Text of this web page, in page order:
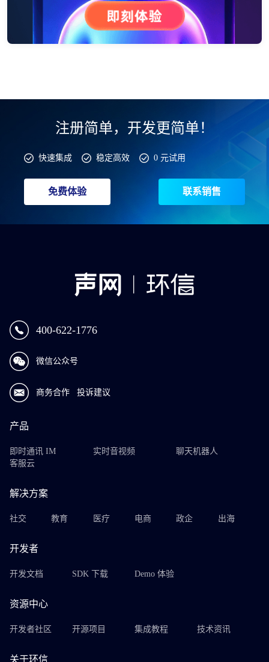
注册简单，开发更简单！
快速集成 稳定高效 0 元试用
免费体验 联系销售
400-622-1776
微信公众号
商务合作 投诉建议
产品
即时通讯 IM 实时音视频
聊天机器人
客服云
解决方案
社交 教育 医疗 电商 政企 出海
开发者
开发文档 SDK 下载 Demo 体验
资源中心
开发者社区 开源项目 集成教程 技术资讯
关于环信